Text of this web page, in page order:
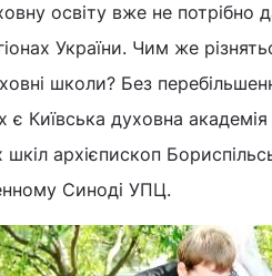
освіту вже не потрібно
України. Чим же
школи? Без
є Київська духовна
архі­єпископ
Синоді УПЦ.